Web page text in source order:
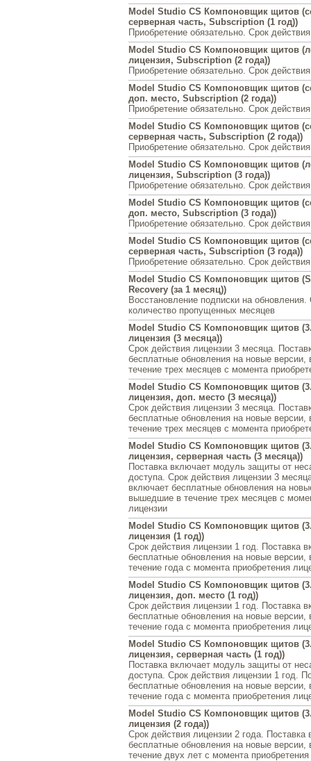
Model Studio CS Компоновщик щитов
серверная часть, Subscription (1 год))
Приобретение обязательно. Срок
Model Studio CS Компоновщик щитов
лицензия, Subscription (2 года))
Приобретение обязательно. Срок
Model Studio CS Компоновщик щитов
доп. место, Subscription (2 года))
Приобретение обязательно. Срок
Model Studio CS Компоновщик щитов
серверная часть, Subscription (2 года))
Приобретение обязательно. Срок
Model Studio CS Компоновщик щитов
лицензия, Subscription (3 года))
Приобретение обязательно. Срок
Model Studio CS Компоновщик щитов
доп. место, Subscription (3 года))
Приобретение обязательно. Срок
Model Studio CS Компоновщик щитов
серверная часть, Subscription (3 года))
Приобретение обязательно. Срок
Model Studio CS Компоновщик щитов
Recovery (за 1 месяц))
Восстановление подписки на обновления.
количество пропущенных месяцев
Model Studio CS Компоновщик щитов
лицензия (3 месяца))
Срок действия лицензии 3 месяца.
бесплатные обновления на новые
течение трех месяцев с момента
Model Studio CS Компоновщик щитов
лицензия, доп. место (3 месяца))
Срок действия лицензии 3 месяца.
бесплатные обновления на новые
течение трех месяцев с момента
Model Studio CS Компоновщик щитов
лицензия, серверная часть (3 месяца))
Поставка включает модуль защиты от
доступа. Срок действия лицензии 3
включает бесплатные обновления на
вышедшие в течение трех месяцев с
лицензии
Model Studio CS Компоновщик щитов
лицензия (1 год))
Срок действия лицензии 1 год. Поставка
бесплатные обновления на новые
течение года с момента приобретения
Model Studio CS Компоновщик щитов
лицензия, доп. место (1 год))
Срок действия лицензии 1 год. Поставка
бесплатные обновления на новые
течение года с момента приобретения
Model Studio CS Компоновщик щитов
лицензия, серверная часть (1 год))
Поставка включает модуль защиты от
доступа. Срок действия лицензии 1 год.
бесплатные обновления на новые
течение года с момента приобретения
Model Studio CS Компоновщик щитов
лицензия (2 года))
Срок действия лицензии 2 года. Поставка
бесплатные обновления на новые
течение двух лет с момента